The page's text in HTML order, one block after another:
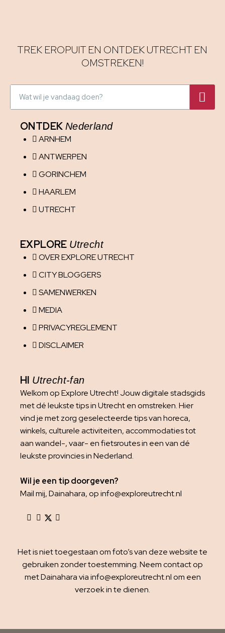
TREK EROPUIT EN ONTDEK UTRECHT EN
OMSTREKEN!
ONTDEK Nederland
ARNHEM
ANTWERPEN
GORINCHEM
HAARLEM
UTRECHT
EXPLORE Utrecht
OVER EXPLORE UTRECHT
CITY BLOGGERS
SAMENWERKEN
MEDIA
PRIVACYREGLEMENT
DISCLAIMER
HI Utrecht-fan
Welkom op Explore Utrecht! Jouw digitale stadsgids
met dé leukste tips in Utrecht en omstreken. Hier
vind je met zorg geselecteerde tips van horeca,
winkels, culturele activiteiten, accommodaties tot
aan wandel-, vaar- en fietsroutes in een van dé
leukste provincies in Nederland.
Wil je een tip doorgeven?
Mail mij, Dainahara, op info@exploreutrecht.nl
Het is niet toegestaan om foto’s van deze website te
gebruiken zonder toestemming. Neem contact op
met Dainahara via info@exploreutrecht.nl om een
verzoek in te dienen.